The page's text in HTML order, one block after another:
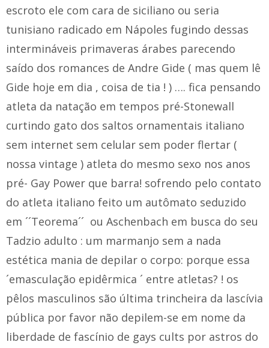
escroto ele com cara de siciliano ou seria
tunisiano radicado em Nápoles fugindo dessas
intermináveis primaveras árabes parecendo
saído dos romances de Andre Gide ( mas quem lê
Gide hoje em dia , coisa de tia ! ) …. fica pensando
atleta da natação em tempos pré-Stonewall
curtindo gato dos saltos ornamentais italiano
sem internet sem celular sem poder flertar (
nossa vintage ) atleta do mesmo sexo nos anos
pré- Gay Power que barra! sofrendo pelo contato
do atleta italiano feito um autômato seduzido
em ´´Teorema´´ ou Aschenbach em busca do seu
Tadzio adulto : um marmanjo sem a nada
estética mania de depilar o corpo: porque essa
´emasculação epidêrmica ´ entre atletas? ! os
pêlos masculinos são última trincheira da lascívia
pública por favor não depilem-se em nome da
liberdade de fascínio de gays cults por astros do